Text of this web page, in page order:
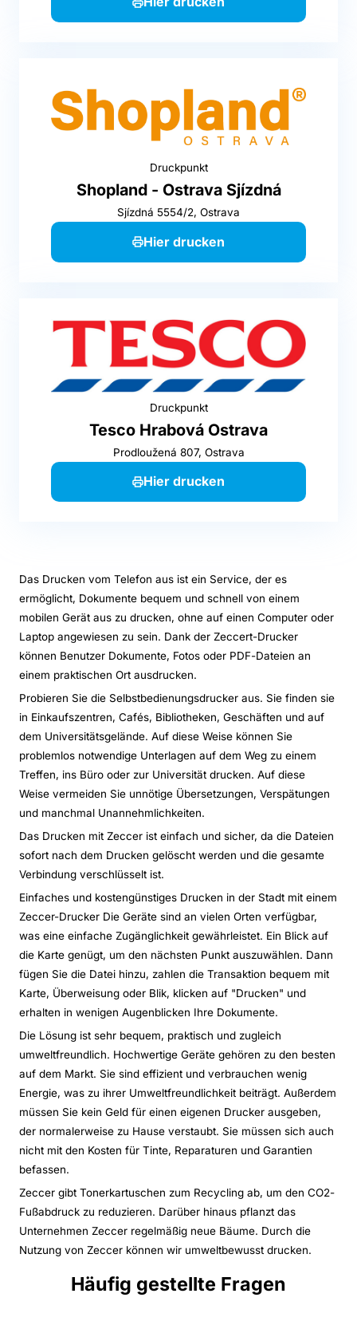
Druckpunkt
Shopland - Ostrava Sjízdná
Sjízdná 5554/2, Ostrava
Hier drucken
Druckpunkt
Tesco Hrabová Ostrava
Prodloužená 807, Ostrava
Hier drucken
Das Drucken vom Telefon aus ist ein Service, der es
ermöglicht, Dokumente bequem und schnell von einem
mobilen Gerät aus zu drucken, ohne auf einen Computer oder
Laptop angewiesen zu sein. Dank der Zeccert-Drucker
können Benutzer Dokumente, Fotos oder PDF-Dateien an
einem praktischen Ort ausdrucken.
Probieren Sie die Selbstbedienungsdrucker aus. Sie finden sie
in Einkaufszentren, Cafés, Bibliotheken, Geschäften und auf
dem Universitätsgelände. Auf diese Weise können Sie
problemlos notwendige Unterlagen auf dem Weg zu einem
Treffen, ins Büro oder zur Universität drucken. Auf diese
Weise vermeiden Sie unnötige Übersetzungen, Verspätungen
und manchmal Unannehmlichkeiten.
Das Drucken mit Zeccer ist einfach und sicher, da die Dateien
sofort nach dem Drucken gelöscht werden und die gesamte
Verbindung verschlüsselt ist.
Einfaches und kostengünstiges Drucken in der Stadt mit einem
Zeccer-Drucker Die Geräte sind an vielen Orten verfügbar,
was eine einfache Zugänglichkeit gewährleistet. Ein Blick auf
die Karte genügt, um den nächsten Punkt auszuwählen. Dann
fügen Sie die Datei hinzu, zahlen die Transaktion bequem mit
Karte, Überweisung oder Blik, klicken auf "Drucken" und
erhalten in wenigen Augenblicken Ihre Dokumente.
Die Lösung ist sehr bequem, praktisch und zugleich
umweltfreundlich. Hochwertige Geräte gehören zu den besten
auf dem Markt. Sie sind effizient und verbrauchen wenig
Energie, was zu ihrer Umweltfreundlichkeit beiträgt. Außerdem
müssen Sie kein Geld für einen eigenen Drucker ausgeben,
der normalerweise zu Hause verstaubt. Sie müssen sich auch
nicht mit den Kosten für Tinte, Reparaturen und Garantien
befassen.
Zeccer gibt Tonerkartuschen zum Recycling ab, um den CO2-
Fußabdruck zu reduzieren. Darüber hinaus pflanzt das
Unternehmen Zeccer regelmäßig neue Bäume. Durch die
Nutzung von Zeccer können wir umweltbewusst drucken.
Häufig gestellte Fragen